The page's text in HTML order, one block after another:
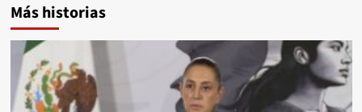
Más historias